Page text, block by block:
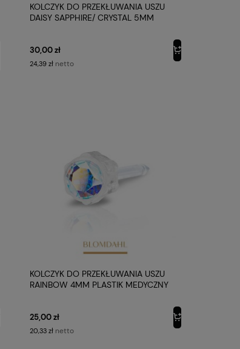
KOLCZYK DO PRZEKŁUWANIA USZU
DAISY SAPPHIRE/ CRYSTAL 5MM
30,00 zł
24,39 zł netto
KOLCZYK DO PRZEKŁUWANIA USZU
RAINBOW 4MM PLASTIK MEDYCZNY
25,00 zł
20,33 zł netto